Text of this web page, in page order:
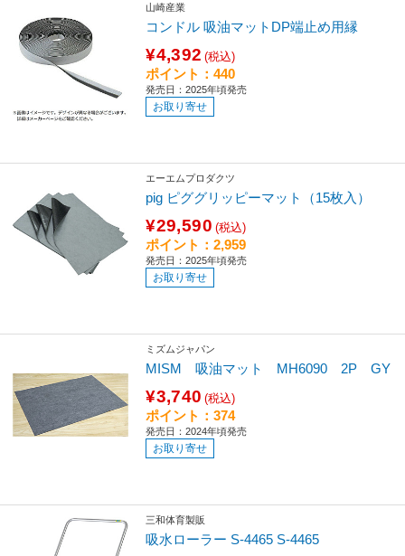
山崎産業
コンドル 吸油マットDP端止め用縁
¥4,392 (税込)
ポイント：440
発売日：2025年頃発売
お取り寄せ
エーエムプロダクツ
pig ピググリッピーマット（15枚入）
¥29,590 (税込)
ポイント：2,959
発売日：2025年頃発売
お取り寄せ
ミズムジャパン
MISM 吸油マット MH6090 2P GY
¥3,740 (税込)
ポイント：374
発売日：2024年頃発売
お取り寄せ
三和体育製販
吸水ローラー S-4465 S-4465